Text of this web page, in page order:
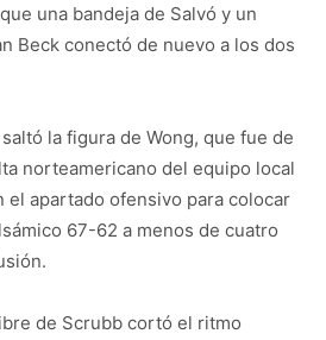
una bandeja de Salvó y un
Beck conectó de nuevo a los dos
la figura de Wong, que fue de
norteamericano del equipo local
el apartado ofensivo para colocar
67-62 a menos de cuatro
de Scrubb cortó el ritmo